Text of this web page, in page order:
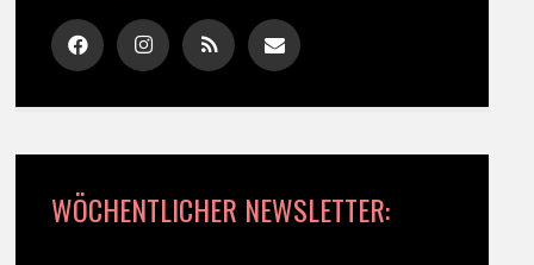
WÖCHENTLICHER NEWSLETTER: